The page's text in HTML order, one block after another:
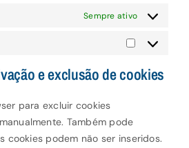
Sempre ativo
Marketing
e exclusão de cookies
para excluir cookies
Também pode
cookies podem não ser inseridos.